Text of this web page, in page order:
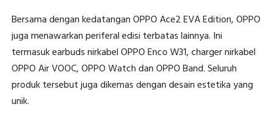
Bersama dengan kedatangan OPPO Ace2 EVA Edition, OPPO
juga menawarkan periferal edisi terbatas lainnya. Ini
termasuk earbuds nirkabel OPPO Enco W31, charger nirkabel
OPPO Air VOOC, OPPO Watch dan OPPO Band. Seluruh
produk tersebut juga dikemas dengan desain estetika yang
unik.